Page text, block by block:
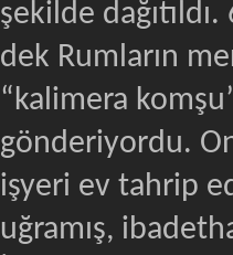
şekilde
dek Rumların
“kalimera
gönderiyordu.
işyeri ev tahrip
uğramış,